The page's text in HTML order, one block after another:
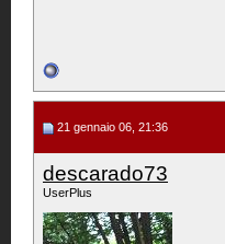
21 gennaio 06, 21:36
descarado73
UserPlus